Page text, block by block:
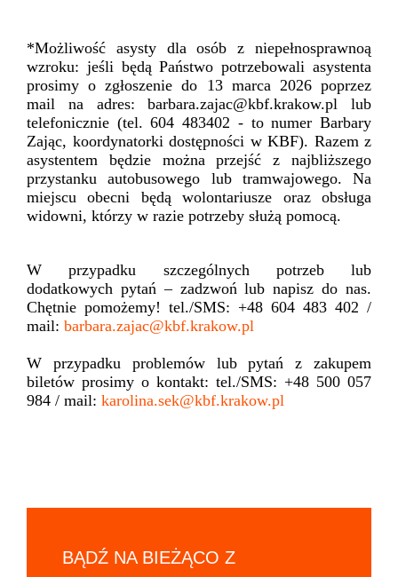
*Możliwość asysty dla osób z niepełnosprawnoą
wzroku: jeśli będą Państwo potrzebowali asystenta
prosimy o zgłoszenie do 13 marca 2026 poprzez
mail na adres: barbara.zajac@kbf.krakow.pl lub
telefonicznie (tel. 604 483402 - to numer Barbary
Zając, koordynatorki dostępności w KBF). Razem z
asystentem będzie można przejść z najbliższego
przystanku autobusowego lub tramwajowego. Na
miejscu obecni będą wolontariusze oraz obsługa
widowni, którzy w razie potrzeby służą pomocą.
W przypadku szczególnych potrzeb lub
dodatkowych pytań – zadzwoń lub napisz do nas.
Chętnie pomożemy! tel./SMS: +48 604 483 402 /
mail: barbara.zajac@kbf.krakow.pl
W przypadku problemów lub pytań z zakupem
biletów prosimy o kontakt: tel./SMS: +48 500 057
984 / mail: karolina.sek@kbf.krakow.pl
BĄDŹ NA BIEŻĄCO Z